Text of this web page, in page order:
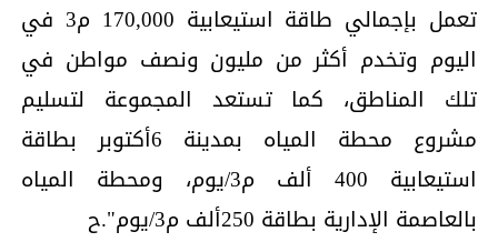
تعمل بإجمالي طاقة استيعابية 170,000 م3 في
اليوم وتخدم أكثر من مليون ونصف مواطن في
تلك المناطق، كما تستعد المجموعة لتسليم
مشروع محطة المياه بمدينة 6أكتوبر بطاقة
استيعابية 400 ألف م3/يوم، ومحطة المياه
بالعاصمة الإدارية بطاقة 250ألف م3/يوم".ح